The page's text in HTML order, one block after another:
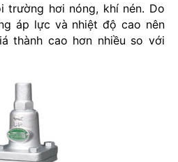
trường hơi nóng, khí nén. Do
áp lực và nhiệt độ cao nên
thành cao hơn nhiều so với